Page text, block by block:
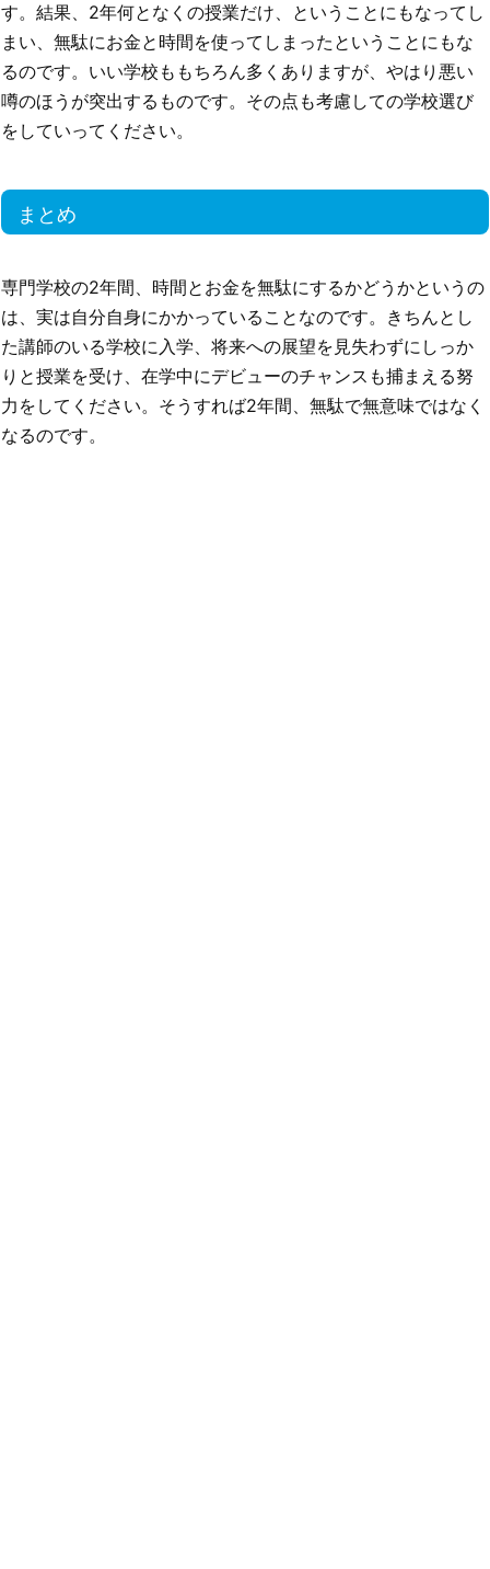
す。結果、2年何となくの授業だけ、ということにもなってし
まい、無駄にお金と時間を使ってしまったということにもな
るのです。いい学校ももちろん多くありますが、やはり悪い
噂のほうが突出するものです。その点も考慮しての学校選び
をしていってください。
まとめ
専門学校の2年間、時間とお金を無駄にするかどうかというの
は、実は自分自身にかかっていることなのです。きちんとし
た講師のいる学校に入学、将来への展望を見失わずにしっか
りと授業を受け、在学中にデビューのチャンスも捕まえる努
力をしてください。そうすれば2年間、無駄で無意味ではなく
なるのです。